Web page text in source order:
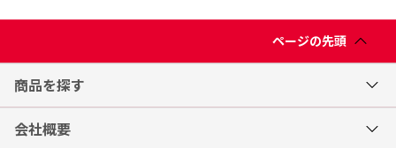
ページの先頭
商品を探す
会社概要